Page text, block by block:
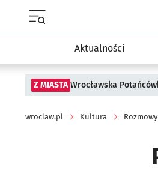
Aktualności
Z MIASTA Wrocławska
wroclaw.pl Kultura